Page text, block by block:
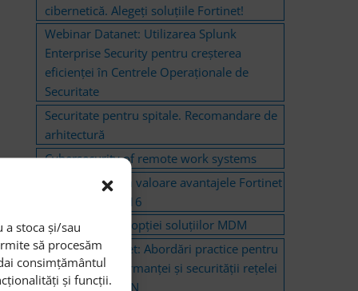
stoca și/sau
să procesăm
consimțământul
și funcții.
cibernetică. Alegeţi soluțiile Fortinet!
Webinar Datanet: Utilizarea Splunk
Enterprise Security pentru creșterea
eficienței în Centrele Operaționale de
Securitate
Securitate pentru spitale. Recomandare de
arhitectură
Cybersecurity of remote work systems
Datanet pune în valoare avantajele Fortinet
UTM – iunie 2016
Flexibilitatea adopției soluțiilor MDM
Webinar Datanet: Abordări practice pentru
creşterea performanței și securităţii rețelei
cu Cisco SD-WAN